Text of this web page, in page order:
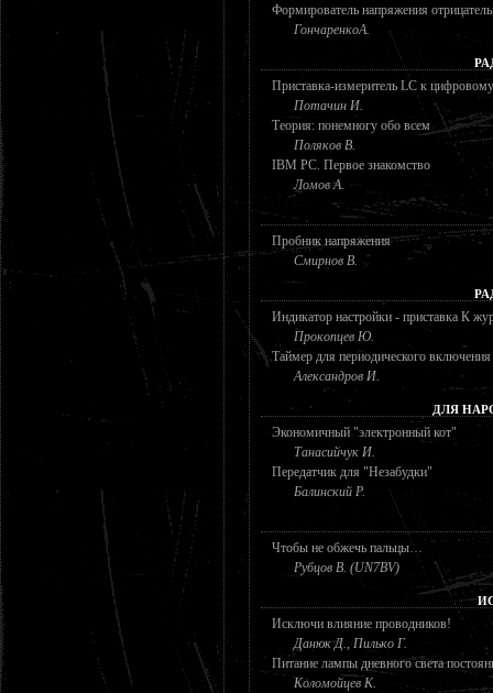
Формирователь напряжения
ГончаренкоА.
Приставка-измеритель LC к
Потачин И.
Теория: понемногу обо всем
Поляков В.
IBM PC. Первое знакомство
Ломов А.
Пробник напряжения
Смирнов В.
Индикатор настройки - приставка К
Прокопцев Ю.
Таймер для периодического включения
Александров И.
ДЛЯ
Экономичный "электронный кот"
Танасийчук И.
Передатчик для "Незабудки"
Балинский Р.
Чтобы не обжечь пальцы…
Рубцов В. (UN7BV)
Исключи влияние проводников!
Данюк Д., Пилько Г.
Питание лампы дневного света
Коломойцев К.